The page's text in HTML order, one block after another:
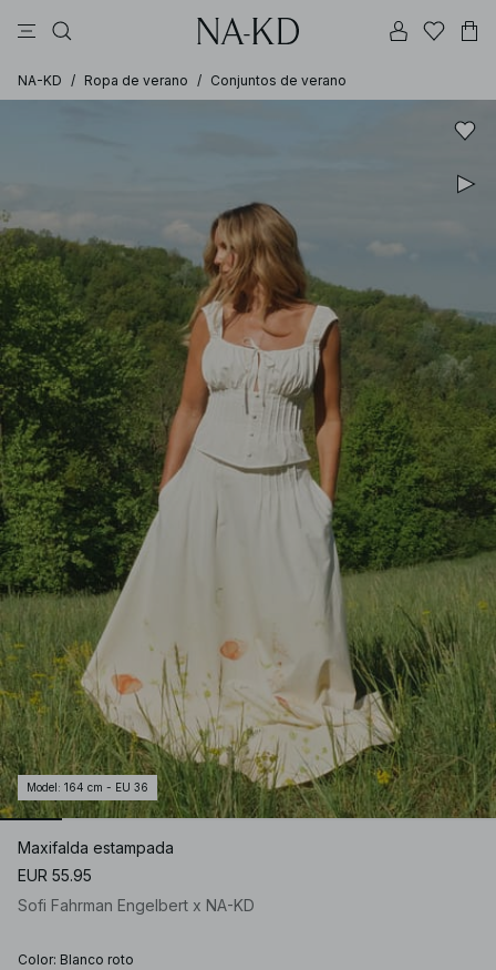
NA-KD / Ropa de verano / Conjuntos de verano
Model : 164 cm - EU 36
Maxifalda estampada
EUR 55.95
Sofi Fahrman Engelbert x NA-KD
Color: Blanco roto